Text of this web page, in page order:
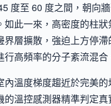
度至 60 度之間，朝向
如此一來，高密度的柱
界層擴散，強迫上方停
高頻率的分子紊流混合
內溫度梯度趨近於完美的
的溫控感測器精準判定真